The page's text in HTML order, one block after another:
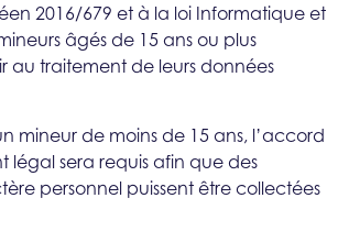
2016/679 et à la loi Informatique et
âgés de 15 ans ou plus
au traitement de leurs données
mineur de moins de 15 ans, l’accord
légal sera requis afin que des
personnel puissent être collectées